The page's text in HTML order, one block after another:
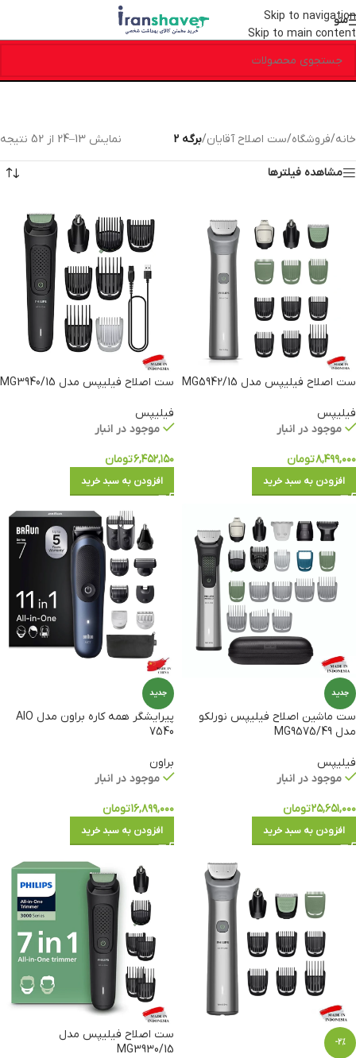
Skip to navigation
Skip to main content
منو
خانه/فروشگاه/ست اصلاح آقایان/برگه 2 نمایش 13–24 از 52 نتیجه
مشاهده فیلترها
ست اصلاح فیلیپس مدل MG5942/15
فیلیپس
موجود در انبار
۸,۴۹۹,۰۰۰تومان
افزودن به سبد خرید
ست اصلاح فیلیپس مدل MG3940/15
فیلیپس
موجود در انبار
۶,۴۵۲,۱۵۰تومان
افزودن به سبد خرید
جدید
ست ماشین اصلاح فیلیپس نورلکو
مدل MG9575/49
فیلیپس
موجود در انبار
۲۵,۶۵۱,۰۰۰تومان
افزودن به سبد خرید
جدید
پیرایشگر همه کاره براون مدل AIO
7540
براون
موجود در انبار
۱۶,۸۹۹,۰۰۰تومان
افزودن به سبد خرید
-2%
ست اصلاح فیلیپس مدل
MG3930/15